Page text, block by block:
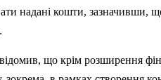
надані кошти, зазначивши,
що крім розширення